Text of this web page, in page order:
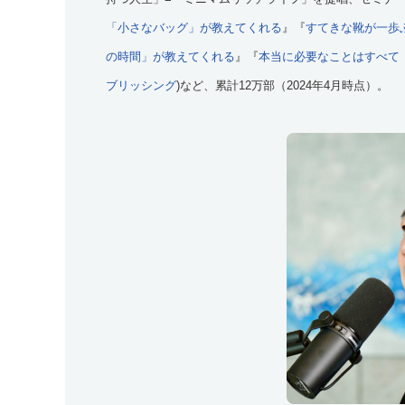
「小さなバッグ」が教えてくれる』『すてきな靴が一歩
の時間」が教えてくれる』『本当に必要なことはすべて
ブリッシング)など、累計12万部（2024年4月時点）。